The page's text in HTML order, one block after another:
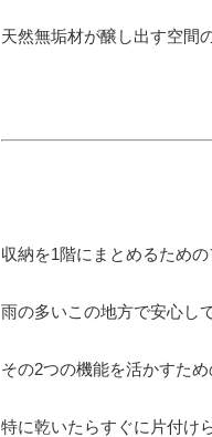
天然無垢材が醸し出す空間
収納を1階にまとめるため
雨の多いこの地方で安心し
その2つの機能を活かすた
特に乾いたらすぐに片付け